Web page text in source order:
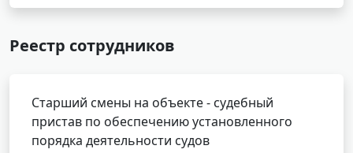
Реестр сотрудников
Старший смены на объекте - судебный
пристав по обеспечению установленного
порядка деятельности судов